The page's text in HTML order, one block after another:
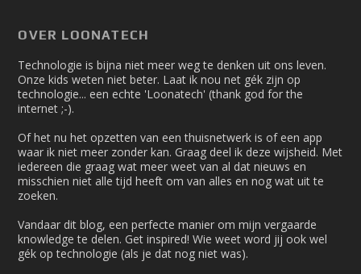
OVER LOONATECH
Technologie is bijna niet meer weg te denken uit ons leven.
Onze kids weten niet beter. Laat ik nou net gék zijn op
technologie... een echte 'Loonatech' (thank god for the
internet ;-).
Of het nu het opzetten van een thuisnetwerk is of een app
waar ik niet meer zonder kan. Graag deel ik deze wijsheid. Met
iedereen die graag wat meer weet van al dat nieuws en
misschien niet alle tijd heeft om van alles en nog wat uit te
zoeken.
Vandaar dit blog, een perfecte manier om mijn vergaarde
knowledge te delen. Get inspired! Wie weet word jij ook wel
gék op technologie (als je dat nog niet was).